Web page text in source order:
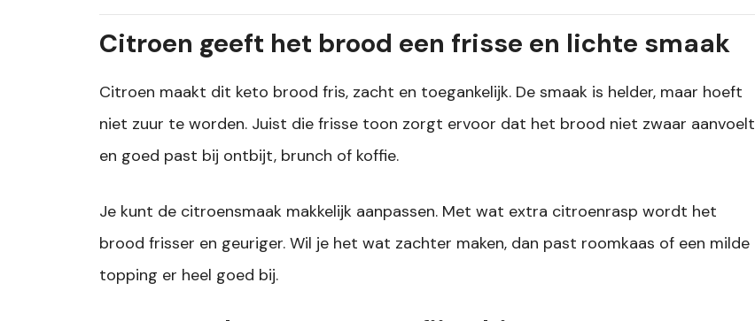
Citroen geeft het brood een frisse en lichte smaak
Citroen maakt dit keto brood fris, zacht en toegankelijk. De smaak is helder, maar hoeft
niet zuur te worden. Juist die frisse toon zorgt ervoor dat het brood niet zwaar aanvoelt
en goed past bij ontbijt, brunch of koffie.
Je kunt de citroensmaak makkelijk aanpassen. Met wat extra citroenrasp wordt het
brood frisser en geuriger. Wil je het wat zachter maken, dan past roomkaas of een milde
topping er heel goed bij.